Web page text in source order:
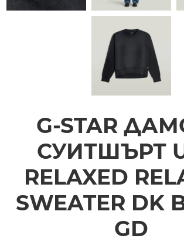
G-STAR
СУИТШЪРТ
RELAXED
SWEATER DK
GD